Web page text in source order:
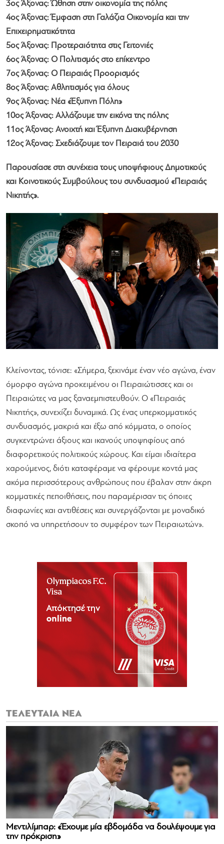
3ος Άξονας: Ώθηση στην οικονομία της πόλης
4ος Άξονας: Έμφαση στη Γαλάζια Οικονομία και την
Επιχειρηματικότητα
5ος Άξονας: Προτεραιότητα στις Γειτονιές
6ος Άξονας: Ο Πολιτισμός στο επίκεντρο
7ος Άξονας: Ο Πειραιάς Προορισμός
8ος Άξονας: Αθλητισμός για όλους
9ος Άξονας: Νέα «Έξυπνη Πόλη»
10ος Άξονας: Αλλάζουμε την εικόνα της πόλης
11ος Άξονας: Ανοιχτή και Έξυπνη Διακυβέρνηση
12ος Άξονας: Σχεδιάζουμε τον Πειραιά του 2030
Παρουσίασε στη συνέχεια τους υποψήφιους Δημοτικούς
και Κοινοτικούς Συμβούλους του συνδυασμού «Πειραιάς
Νικητής».
Κλείνοντας, τόνισε: «Σήμερα, ξεκινάμε έναν νέο αγώνα, έναν
όμορφο αγώνα προκειμένου οι Πειραιώτισσες και οι
Πειραιώτες να μας ξαναεμπιστευθούν. Ο «Πειραιάς
Νικητής», συνεχίζει δυναμικά. Ως ένας υπερκομματικός
συνδυασμός, μακριά και έξω από κόμματα, ο οποίος
συγκεντρώνει άξιους και ικανούς υποψηφίους από
διαφορετικούς πολιτικούς χώρους. Και είμαι ιδιαίτερα
χαρούμενος, διότι καταφέραμε να φέρουμε κοντά μας
ακόμα περισσότερους ανθρώπους που έβαλαν στην άκρη
κομματικές πεποιθήσεις, που παραμέρισαν τις όποιες
διαφωνίες και αντιθέσεις και συνεργάζονται με μοναδικό
σκοπό να υπηρετήσουν το συμφέρον των Πειραιωτών».
ΤΕΛΕΥΤΑΙΑ ΝΕΑ
Μεντιλίμπαρ: «Έχουμε μία εβδομάδα να δουλέψουμε για
την πρόκριση»